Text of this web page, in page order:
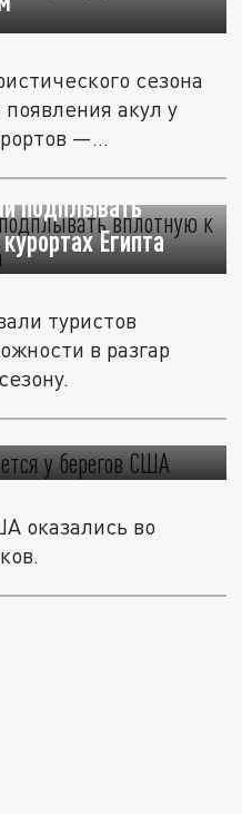
сезона
акул у
—...
подплывать
Египта
туристов
в разгар
у берегов
оказались во